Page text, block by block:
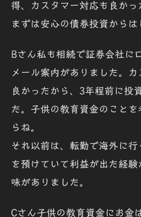
得、カスタマー対応も良か
まずは安心の債券投資からは
Bさん私も相続で証券会社に
メール案内がありました。
良かったから、3年程前に投
た。子供の教育資金のこと
らね。
それ以前は、転勤で海外に
を預けていて利益が出た経
味がありました。
Cさん子供の教育資金にお金